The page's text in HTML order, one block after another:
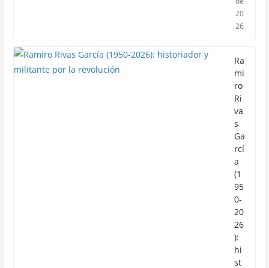
20
26
Ra
mi
ro
Ri
va
s
Ga
rcí
a
(1
95
0-
20
26
):
hi
st